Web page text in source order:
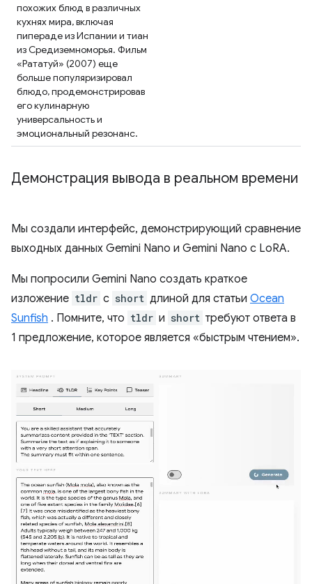
похожих блюд в различных
кухнях мира, включая
пипераде из Испании и тиан
из Средиземноморья. Фильм
«Рататуй» (2007) еще
больше популяризировал
блюдо, продемонстрировав
его кулинарную
универсальность и
эмоциональный резонанс.
Демонстрация вывода в реальном времени
Мы создали интерфейс, демонстрирующий сравнение
выходных данных Gemini Nano и Gemini Nano с LoRA.
Мы попросили Gemini Nano создать краткое
изложение tldr с short длиной для статьи Ocean
Sunfish . Помните, что tldr и short требуют ответа в
1 предложение, которое является «быстрым чтением».